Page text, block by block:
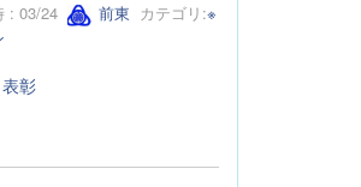
: 03/24 前東 カテゴリ:※
彰